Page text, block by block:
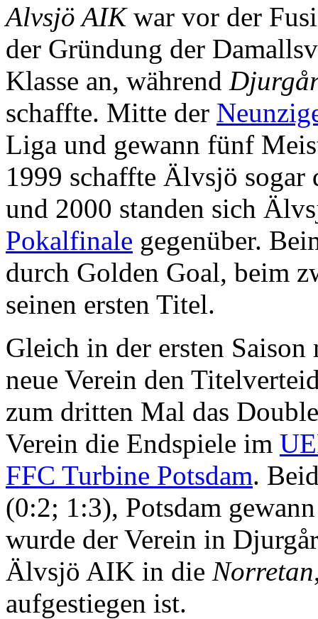
Alvsjö AIKwar vor der
der Gründung der
Klasse an, während
schaffte. Mitte der
Liga und gewann fünf
1999 schaffte Älvsjö sogar
und 2000 standen sich
Pokalfinale gegenüber.
durch Golden Goal, beim
seinen ersten Titel.
Gleich in der ersten
neue Verein den
zum dritten Mal das
Verein die Endspiele im
FFC Turbine Potsdam.
(0:2; 1:3), Potsdam
wurde der Verein in
Älvsjö AIK in die Norretan
aufgestiegen ist.